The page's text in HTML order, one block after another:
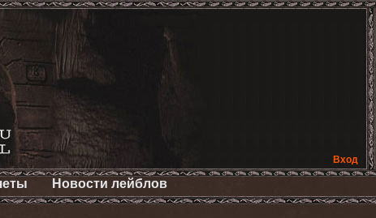
Вход
Новости лейблов